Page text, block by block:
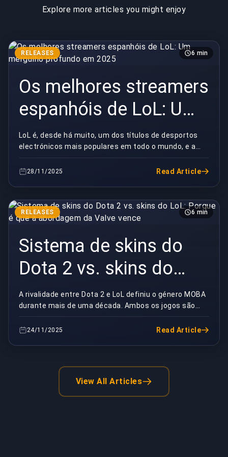
Explore more articles you might enjoy
RELEASES 6 min
Os melhores streamers
espanhóis de LoL: Um
mergulho profundo em
2025
LoL é, desde há muito, um dos títulos de desportos
electrónicos mais populares em todo o mundo, e a
Espanha tem cultivado uma vibrante comunidade de
s...28/11/2025 Read Article
RELEASES 6 min
Sistema de skins do
Dota 2 vs. skins do
LoL: Porque é que a
abordagem da Valve
vence
A rivalidade entre Dota 2 e LoL definiu o género MOBA
durante mais de uma década. Ambos os jogos são
titãs nos desportos electrónicos competitivos, ma...
24/11/2025 Read Article
View All Articles